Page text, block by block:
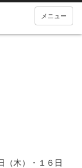
メニュー
（木）・１６日